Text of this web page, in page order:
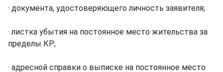
· документа, удостоверяющего личность заявителя;
· листка убытия на постоянное место жительства за
пределы КР;
· адресной справки о выписке на постоянное место